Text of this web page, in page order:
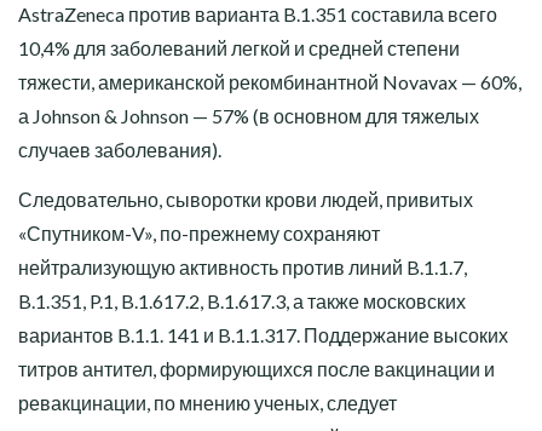
AstraZeneca против варианта B.1.351 составила всего
10,4% для заболеваний легкой и средней степени
тяжести, американской рекомбинантной Novavax — 60%,
а Johnson & Johnson — 57% (в основном для тяжелых
случаев заболевания).
Следовательно, сыворотки крови людей, привитых
«Спутником-V», по-прежнему сохраняют
нейтрализующую активность против линий B.1.1.7,
B.1.351, P.1, B.1.617.2, B.1.617.3, а также московских
вариантов B.1.1. 141 и B.1.1.317. Поддержание высоких
титров антител, формирующихся после вакцинации и
ревакцинации, по мнению ученых, следует